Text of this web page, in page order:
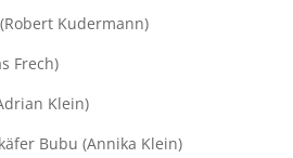
Kudermann)
Frech)
Klein)
Bubu (Annika Klein)